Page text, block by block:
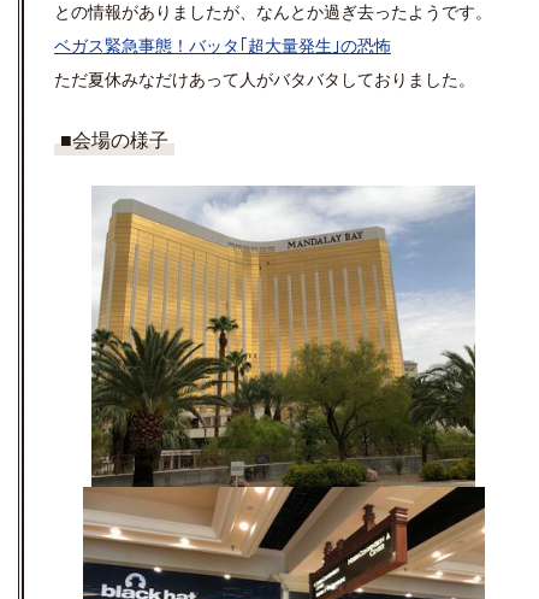
との情報がありましたが、なんとか過ぎ去ったようです。
ベガス緊急事態！バッタ｢超大量発生｣の恐怖
ただ夏休みなだけあって人がバタバタしておりました。
■会場の様子